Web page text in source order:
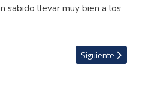
sabido llevar muy bien a los
Las palabras de Jeaustin Campos
Artículo siguiente:
Siguiente